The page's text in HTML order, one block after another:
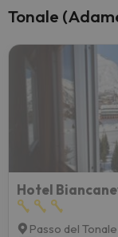
Tonale
Hotel
Passo del Tonale